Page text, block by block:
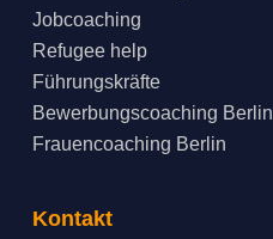
Jobcoaching
Refugee help
Führungskräfte
Bewerbungscoaching Berlin
Frauencoaching Berlin
Kontakt